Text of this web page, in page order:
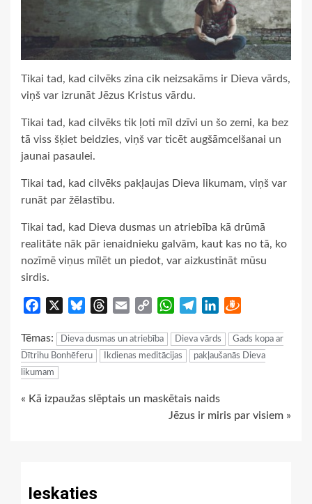
Tikai tad, kad cilvēks zina cik neizsakāms ir Dieva vārds,
viņš var izrunāt Jēzus Kristus vārdu.
Tikai tad, kad cilvēks tik ļoti mīl dzīvi un šo zemi, ka bez
tā viss šķiet beidzies, viņš var ticēt augšāmcelšanai un
jaunai pasaulei.
Tikai tad, kad cilvēks pakļaujas Dieva likumam, viņš var
runāt par žēlastību.
Tikai tad, kad Dieva dusmas un atriebība kā drūmā
realitāte nāk pār ienaidnieku galvām, kaut kas no tā, ko
nozīmē viņus mīlēt un piedot, var aizkustināt mūsu
sirdis.
Facebook BlueskyThreads
Email
Copy
WhatsApp
TelegramLinkedIn
Tēmas: Dieva dusmas un atriebība Dieva vārds
Gads kopa ar
Dītrihu Bonhēferu
Ikdienas meditācijas
pakļaušanās Dieva
likumam
Continue
« Kā izpaužas slēptais un maskētais naids
Jēzus ir miris par visiem »
Ieskaties